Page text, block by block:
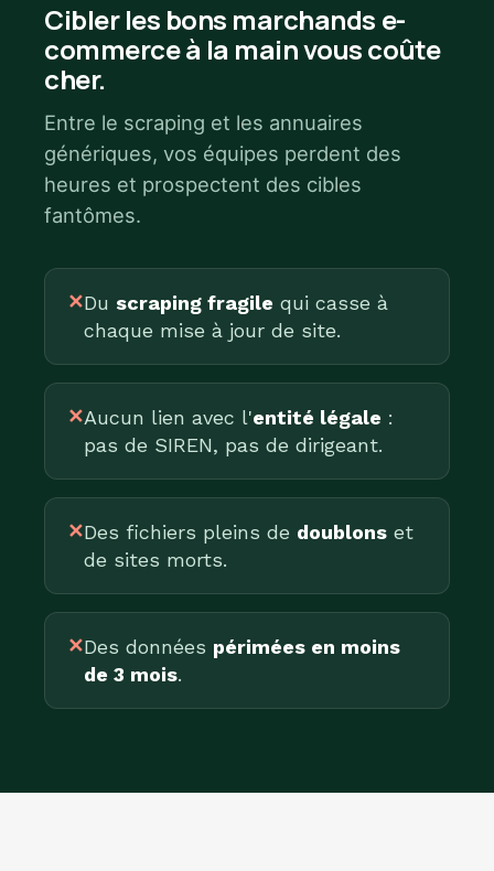
Cibler les bons marchands e-
commerce à la main vous coûte
cher.
Entre le scraping et les annuaires
génériques, vos équipes perdent des
heures et prospectent des cibles
fantômes.
✕Du scraping fragile qui casse à
chaque mise à jour de site.
✕Aucun lien avec l'entité légale :
pas de SIREN, pas de dirigeant.
✕Des fichiers pleins de doublons et
de sites morts.
✕Des données périmées en moins
de 3 mois.